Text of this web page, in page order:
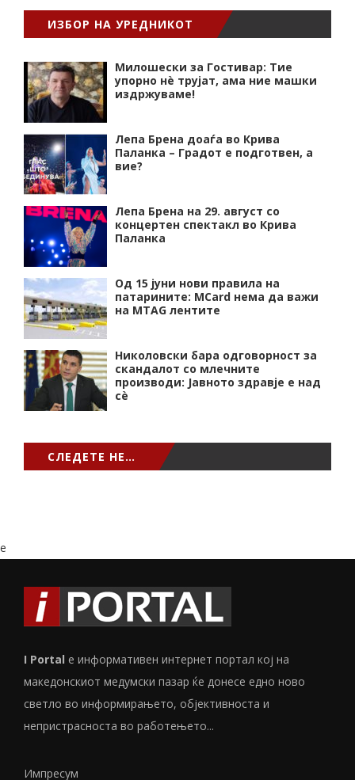
ИЗБОР НА УРЕДНИКОТ
Милошески за Гостивар: Тие
упорно нѐ трујат, ама ние машки
издржуваме!
Лепа Брена доаѓа во Крива
Паланка – Градот е подготвен, а
вие?
Лепа Брена на 29. август со
концертен спектакл во Крива
Паланка
Од 15 јуни нови правила на
патарините: MCard нема да важи
на MTAG лентите
Николовски бара одговорност за
скандалот со млечните
производи: Јавното здравје е над
сѐ
СЛЕДЕТЕ НЕ…
e
I Portal е информативен интернет портал кој на
македонскиот медумски пазар ќе донесе едно ново
светло во информирањето, објективноста и
непристрасноста во работењето...
Импресум